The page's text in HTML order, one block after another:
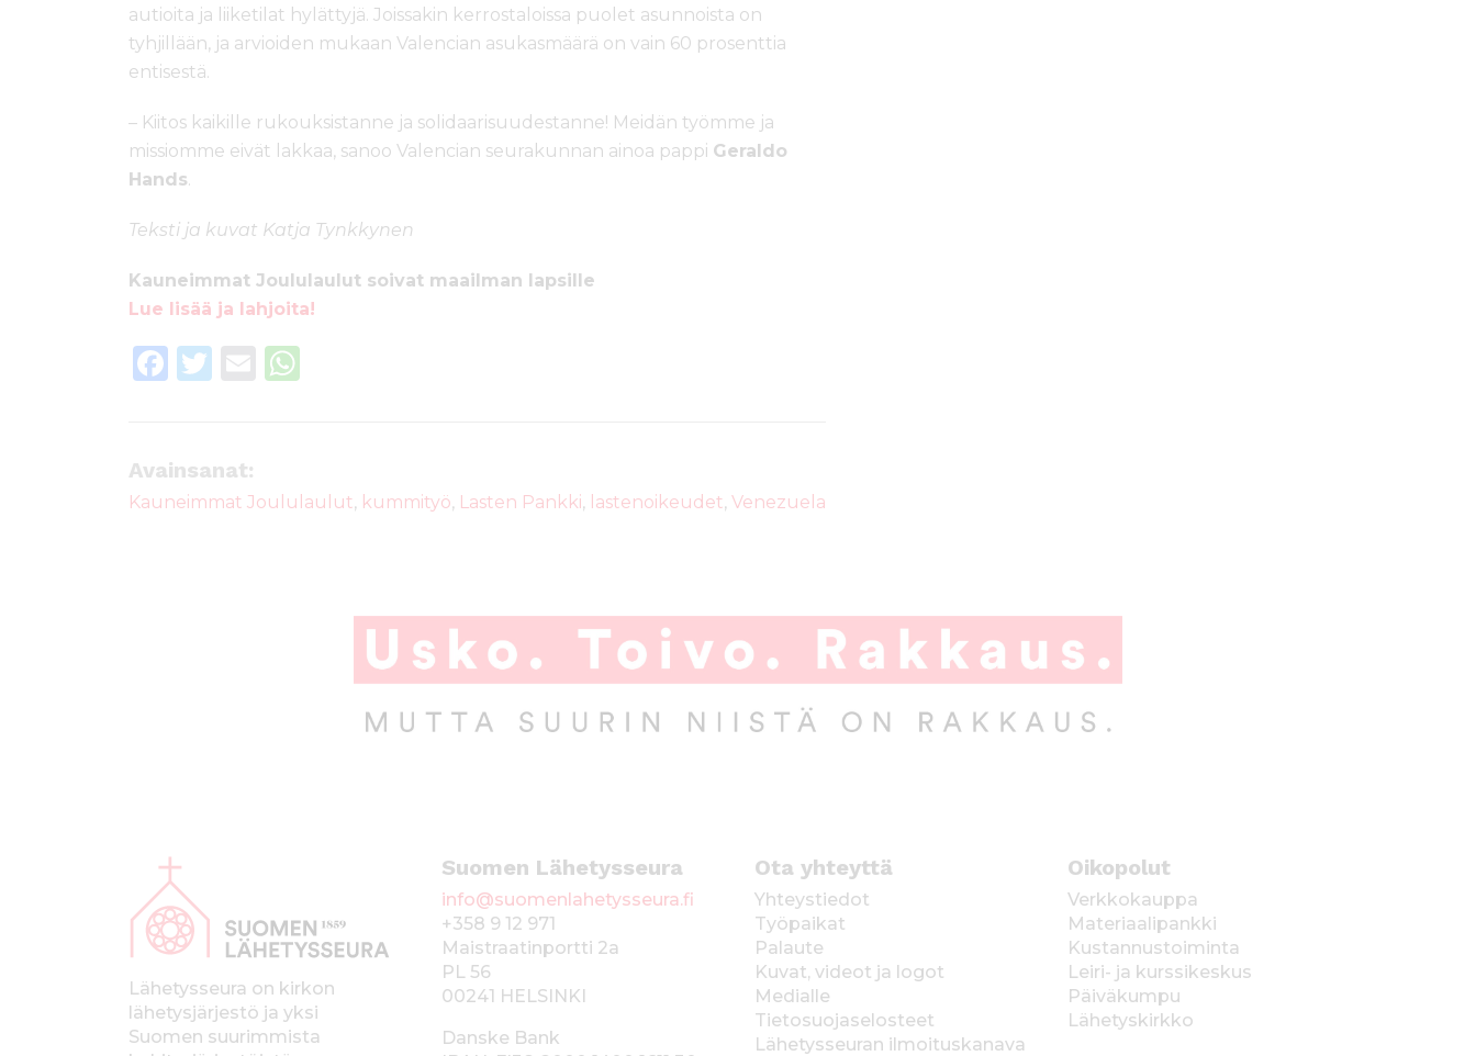
autioita ja liiketilat hylättyjä. Joissakin kerrostaloissa puolet asunnoista on
tyhjillään, ja arvioiden mukaan Valencian asukasmäärä on vain 60 prosenttia
entisestä.
– Kiitos kaikille rukouksistanne ja solidaarisuudestanne! Meidän työmme ja
missiomme eivät lakkaa, sanoo Valencian seurakunnan ainoa pappi Geraldo
Hands.
Teksti ja kuvat Katja Tynkkynen
Kauneimmat Joululaulut soivat maailman lapsille
Lue lisää ja lahjoita!
F
e
b
T
te
r
E
A
Avainsanat:
Kauneimmat Joululaulut, kummityö, Lasten Pankki, lastenoikeudet, Venezuela
Lähetysseura on kirkon
lähetysjärjestö ja yksi
Suomen suurimmista
Suomen Lähetysseura
info@suomenlahetysseura.fi
+358 9 12 971
Maistraatinportti 2a
PL 56
00241 HELSINKI
Danske Bank
Ota yhteyttä
Yhteystiedot
Työpaikat
Palaute
Kuvat, videot ja logot
Medialle
Tietosuojaselosteet
Lähetysseuran ilmoituskanava
Oikopolut
Verkkokauppa
Materiaalipankki
Kustannustoiminta
Leiri- ja kurssikeskus
Päiväkumpu
Lähetyskirkko